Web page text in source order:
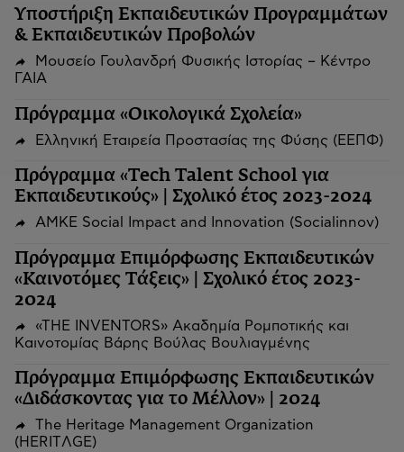
Υποστήριξη Εκπαιδευτικών Προγραμμάτων
& Εκπαιδευτικών Προβολών
Μουσείο Γουλανδρή Φυσικής Ιστορίας – Κέντρο
ΓΑΙΑ
Πρόγραμμα «Οικολογικά Σχολεία»
Ελληνική Εταιρεία Προστασίας της Φύσης (ΕΕΠΦ)
Πρόγραμμα «Tech Talent School για
Εκπαιδευτικούς» | Σχολικό έτος 2023-2024
ΑΜΚΕ Social Impact and Innovation (Socialinnov)
Πρόγραμμα Επιμόρφωσης Εκπαιδευτικών
«Καινοτόμες Τάξεις» | Σχολικό έτος 2023-
2024
«THE INVENTORS» Ακαδημία Ρομποτικής και
Καινοτομίας Βάρης Βούλας Βουλιαγμένης
Πρόγραμμα Επιμόρφωσης Εκπαιδευτικών
«Διδάσκοντας για το Μέλλον» | 2024
The Heritage Management Organization
(HERITΛGΕ)